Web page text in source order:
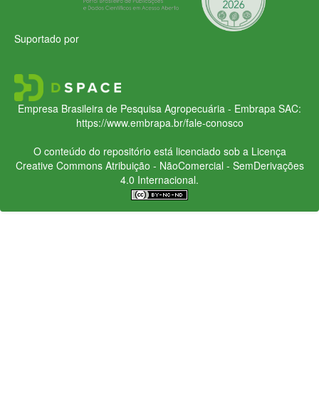
Suportado por
Empresa Brasileira de Pesquisa Agropecuária - Embrapa SAC:
https://www.embrapa.br/fale-conosco
O conteúdo do repositório está licenciado sob a Licença
Creative CommonsAtribuição - NãoComercial - SemDerivações
4.0 Internacional.